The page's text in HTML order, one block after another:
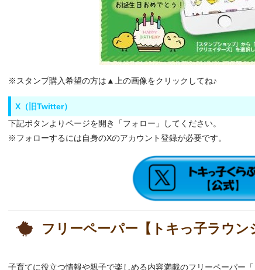
※スタンプ購入希望の方は▲上の画像をクリックしてね♪
X（旧Twitter）
下記ボタンよりページを開き「フォロー」してください。
※フォローするには自身のXのアカウント登録が必要です。
フリーペーパー【トキっ子ラウン
子育てに役立つ情報や親子で楽しめる内容満載のフリーペーパー